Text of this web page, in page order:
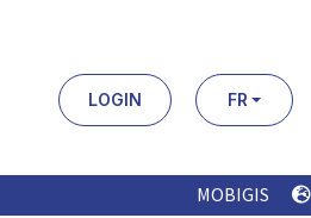
LOGIN FR
MOBIGIS